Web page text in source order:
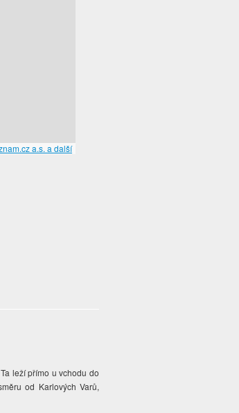
a.s. a další
Ta leží přímo u vchodu do
od Karlových Varů,